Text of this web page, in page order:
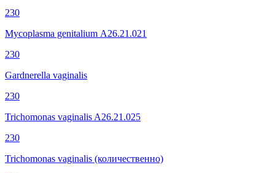
230
Mycoplasma genitalium А26.21.021
230
Gardnerella vaginalis
230
Trichomonas vaginalis A26.21.025
230
Trichomonas vaginalis (количественно)